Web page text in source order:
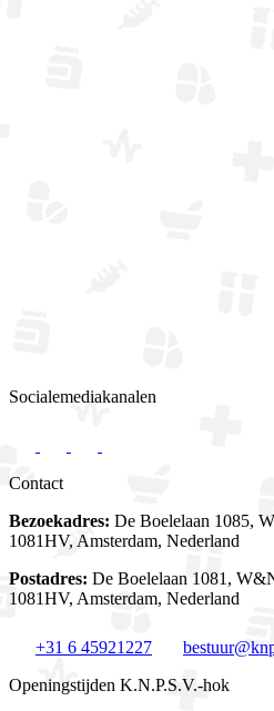
Socialemediakanalen
Contact
Bezoekadres: De Boelelaan 1085,
1081HV, Amsterdam, Nederland
Postadres: De Boelelaan 1081,
1081HV, Amsterdam, Nederland
+31 6 45921227
Openingstijden K.N.P.S.V.-hok